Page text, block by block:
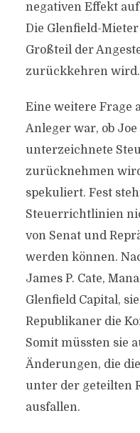
negativen Effekt
Die Glenfield-
Großteil der
zurückkehren wird.
Eine weitere Frage
Anleger war, ob
unterzeichnete
zurücknehmen
spekuliert. Fest
Steuerrichtlinien
von Senat und
werden können.
James P. Cate,
Glenfield Capital,
Republikaner die
Somit müssten sie
Änderungen, die
unter der geteilten
ausfallen.